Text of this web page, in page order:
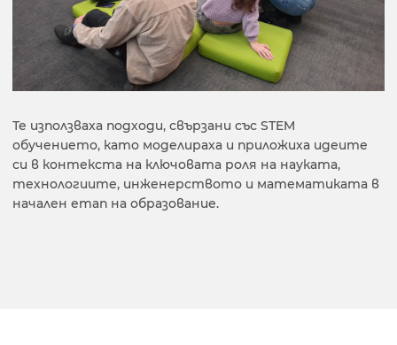
Те използваха подходи, свързани със STEM
обучението, като моделираха и приложиха идеите
си в контекста на ключовата роля на науката,
технологиите, инженерството и математиката в
начален етап на образование.